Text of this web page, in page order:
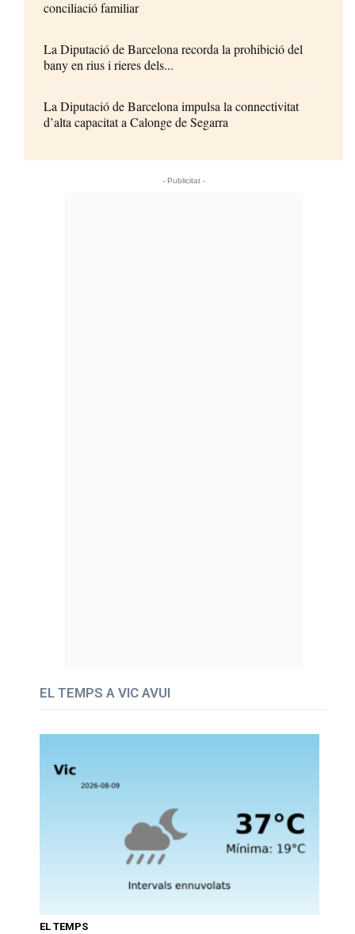
conciliació familiar
La Diputació de Barcelona recorda la prohibició del
bany en rius i rieres dels...
La Diputació de Barcelona impulsa la connectivitat
d’alta capacitat a Calonge de Segarra
- Publicitat -
EL TEMPS A VIC AVUI
EL TEMPS